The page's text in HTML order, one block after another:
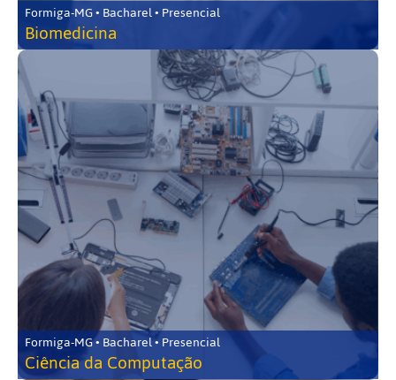
Formiga-MG • Bacharel • Presencial
Biomedicina
Formiga-MG • Bacharel • Presencial
Ciência da Computação